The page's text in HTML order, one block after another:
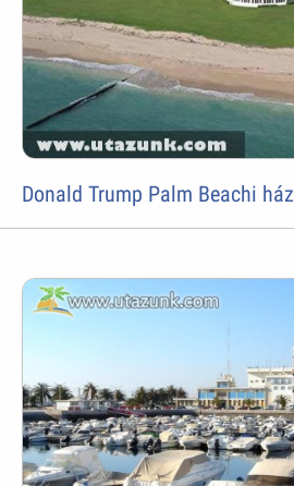
Donald Trump Palm Beachi